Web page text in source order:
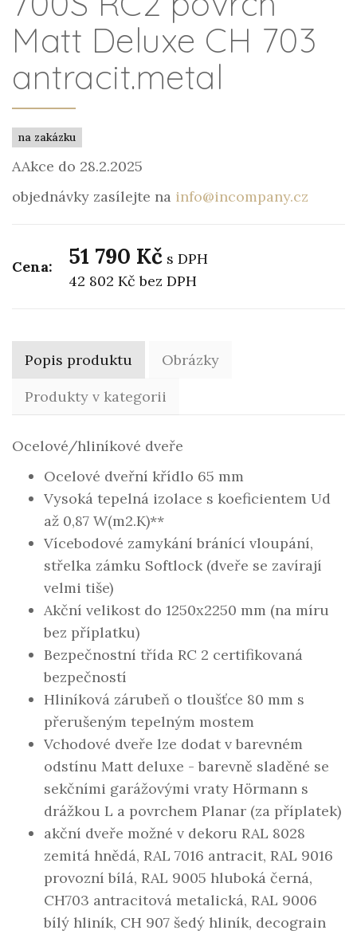
Matt Deluxe CH 703
antracit.metal
na zakázku
AAkce do 28.2.2025
objednávky zasílejte na info@incompany.cz
Cena: 51 790 Kč s DPH
42 802 Kčbez DPH
Popis produktu
Obrázky
Produkty v kategorii
Ocelové/hliníkové dveře
Ocelové dveřní křídlo 65 mm
Vysoká tepelná izolace s koeficientem Ud
až 0,87 W(m2.K)**
Vícebodové zamykání bránící vloupání,
střelka zámku Softlock (dveře se zavírají
velmi tiše)
Akční velikost do 1250x2250 mm (na míru
bez příplatku)
Bezpečnostní třída RC 2 certifikovaná
bezpečností
Hliníková zárubeň o tloušťce 80 mm s
přerušeným tepelným mostem
Vchodové dveře lze dodat v barevném
odstínu Matt deluxe - barevně sladěné se
sekčními garážovými vraty Hörmann s
drážkou L a povrchem Planar (za příplatek)
akční dveře možné v dekoru RAL 8028
zemitá hnědá, RAL 7016 antracit, RAL 9016
provozní bílá, RAL 9005 hluboká černá,
CH703 antracitová metalická, RAL 9006
bílý hliník, CH 907 šedý hliník, decograin